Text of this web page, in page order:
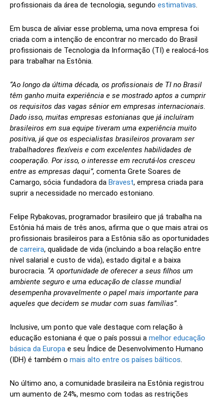
profissionais da área de tecnologia, segundo estimativas.
Em busca de aliviar esse problema, uma nova empresa foi
criada com a intenção de encontrar no mercado do Brasil
profissionais de Tecnologia da Informação (TI) e realocá-los
para trabalhar na Estônia.
“Ao longo da última década, os profissionais de TI no Brasil
têm ganho muita experiência e se mostrado aptos a cumprir
os requisitos das vagas sênior em empresas internacionais.
Dado isso, muitas empresas estonianas que já incluíram
brasileiros em sua equipe tiveram uma experiência muito
positiva, já que os especialistas brasileiros provaram ser
trabalhadores flexíveis e com excelentes habilidades de
cooperação. Por isso, o interesse em recrutá-los cresceu
entre as empresas daqui”, comenta Grete Soares de
Camargo, sócia fundadora da Bravest, empresa criada para
suprir a necessidade no mercado estoniano.
Felipe Rybakovas, programador brasileiro que já trabalha na
Estônia há mais de três anos, afirma que o que mais atrai os
profissionais brasileiros para a Estônia são as oportunidades
de carreira, qualidade de vida (incluindo a boa relação entre
nível salarial e custo de vida), estado digital e a baixa
burocracia. “A oportunidade de oferecer a seus filhos um
ambiente seguro e uma educação de classe mundial
desempenha provavelmente o papel mais importante para
aqueles que decidem se mudar com suas famílias”.
Inclusive, um ponto que vale destaque com relação à
educação estoniana é que o país possui a melhor educação
básica da Europa e seu Índice de Desenvolvimento Humano
(IDH) é também o mais alto entre os países bálticos.
No último ano, a comunidade brasileira na Estônia registrou
um aumento de 24%, mesmo com todas as restrições